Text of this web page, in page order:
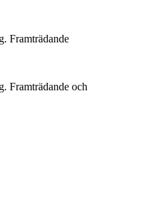
Framträdande
Framträdande och